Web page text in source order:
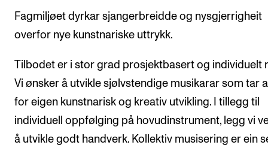
Samarbeidsprosjekter
Nettverk
Fagmiljøet dyrkar sjangerbreidde og nysgjerrigheit
overfor nye kunstnariske uttrykk.
Tilbodet er i stor grad prosjektbasert og individuelt
Vi ønsker å utvikle sjølvstendige musikarar som tar
for eigen kunstnarisk og kreativ utvikling. I tillegg til
individuell oppfølging på hovudinstrument, legg vi
å utvikle godt handverk. Kollektiv musisering er ein